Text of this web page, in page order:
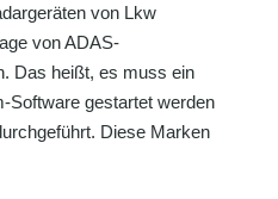
von Lkw
von ADAS-
Das heißt, es muss ein
Software gestartet werden
Diese Marken